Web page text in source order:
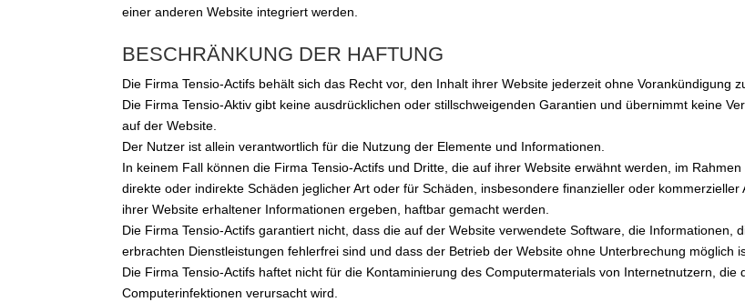
einer anderen Website integriert werden.
BESCHRÄNKUNG DER HAFTUNG
Die Firma Tensio-Actifs behält sich das Recht vor, den Inhalt ihrer Website jederzeit ohne Vorankündigung
Die Firma Tensio-Aktiv gibt keine ausdrücklichen oder stillschweigenden Garantien und übernimmt keine
auf der Website.
Der Nutzer ist allein verantwortlich für die Nutzung der Elemente und Informationen.
In keinem Fall können die Firma Tensio-Actifs und Dritte, die auf ihrer Website erwähnt werden, im
direkte oder indirekte Schäden jeglicher Art oder für Schäden, insbesondere finanzieller oder
ihrer Website erhaltener Informationen ergeben, haftbar gemacht werden.
Die Firma Tensio-Actifs garantiert nicht, dass die auf der Website verwendete Software, die
erbrachten Dienstleistungen fehlerfrei sind und dass der Betrieb der Website ohne Unterbrechung möglich
Die Firma Tensio-Actifs haftet nicht für die Kontaminierung des Computermaterials von Internetnutzern,
Computerinfektionen verursacht wird.